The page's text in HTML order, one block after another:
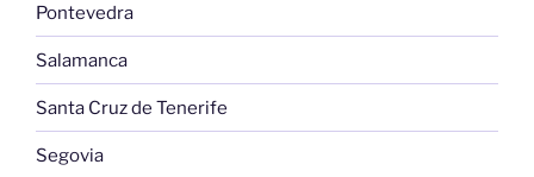
Pontevedra
Salamanca
Santa Cruz de Tenerife
Segovia